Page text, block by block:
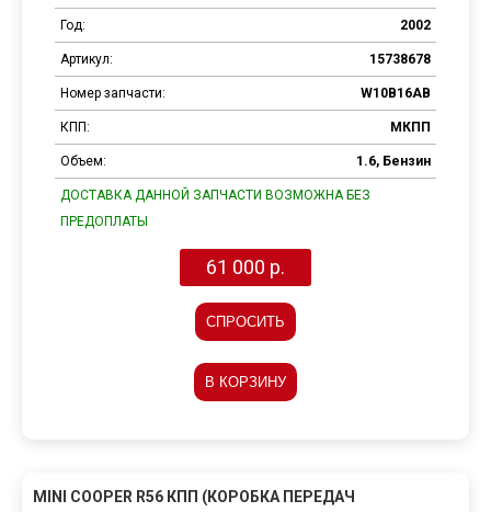
Год: 2002
Артикул: 15738678
Номер запчасти: W10B16AB
КПП: МКПП
Объем: 1.6, Бензин
ДОСТАВКА ДАННОЙ ЗАПЧАСТИ ВОЗМОЖНА БЕЗ
ПРЕДОПЛАТЫ
61 000 р.
СПРОСИТЬ
В КОРЗИНУ
MINI COOPER R56 КПП (КОРОБКА ПЕРЕДАЧ